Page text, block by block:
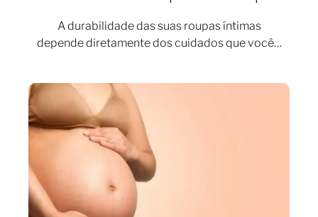
A durabilidade das suas roupas íntimas
depende diretamente dos cuidados que você…